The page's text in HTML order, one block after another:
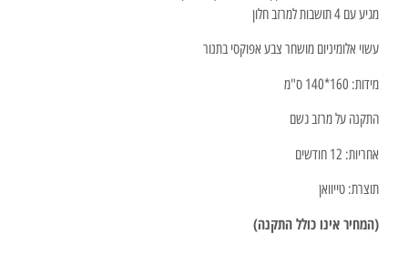
מגיע עם 4 תושבות למרזב חלון
עשוי אלומיניום מושחר צבע אפוקסי בתנור
מידות: 160*140 ס"מ
התקנה על מרזב גשם
אחריות: 12 חודשים
תוצרת: טייוואן
(המחיר אינו כולל התקנה)